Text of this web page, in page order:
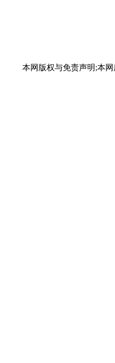
本网版权与免责声明;本